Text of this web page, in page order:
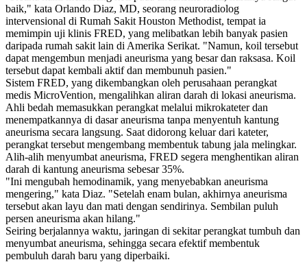
baik," kata Orlando Diaz, MD, seorang neuroradiolog
intervensional di Rumah Sakit Houston Methodist, tempat ia
memimpin uji klinis FRED, yang melibatkan lebih banyak pasien
daripada rumah sakit lain di Amerika Serikat. "Namun, koil tersebut
dapat mengembun menjadi aneurisma yang besar dan raksasa. Koil
tersebut dapat kembali aktif dan membunuh pasien."
Sistem FRED, yang dikembangkan oleh perusahaan perangkat
medis MicroVention, mengalihkan aliran darah di lokasi aneurisma.
Ahli bedah memasukkan perangkat melalui mikrokateter dan
menempatkannya di dasar aneurisma tanpa menyentuh kantung
aneurisma secara langsung. Saat didorong keluar dari kateter,
perangkat tersebut mengembang membentuk tabung jala melingkar.
Alih-alih menyumbat aneurisma, FRED segera menghentikan aliran
darah di kantung aneurisma sebesar 35%.
"Ini mengubah hemodinamik, yang menyebabkan aneurisma
mengering," kata Diaz. "Setelah enam bulan, akhirnya aneurisma
tersebut akan layu dan mati dengan sendirinya. Sembilan puluh
persen aneurisma akan hilang."
Seiring berjalannya waktu, jaringan di sekitar perangkat tumbuh dan
menyumbat aneurisma, sehingga secara efektif membentuk
pembuluh darah baru yang diperbaiki.